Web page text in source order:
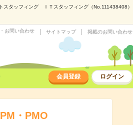
スタッフィング ＩＴスタッフィング（No.111438408）
お問い合わせ サイトマップ 掲載のお問い合わせ
会員登録 ログイン
・PMO